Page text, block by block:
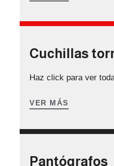
Cuchillas
Haz click para ver
VER MÁS
Pantógrafos